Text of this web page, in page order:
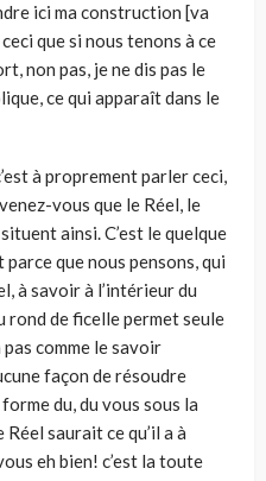
ici ma construction [va
que si nous tenons à ce
non pas, je ne dis pas le
ce qui apparaît dans le
à proprement parler ceci,
vous que le Réel, le
ainsi. C’est le quelque
parce que nous pensons, qui
à savoir à l’intérieur du
rond de ficelle permet seule
comme le savoir
façon de résoudre
du, du vous sous la
saurait ce qu’il a à
eh bien! c’est la toute